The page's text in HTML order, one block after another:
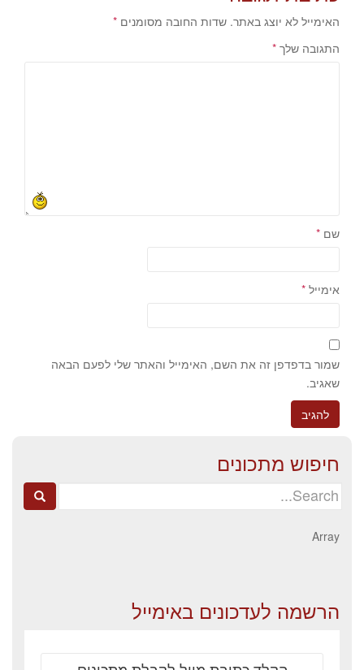
האימייל לא יוצג באתר. שדות החובה מסומנים *
התגובה שלך *
שם *
אימייל *
שמור בדפדפן זה את השם, האימייל והאתר שלי לפעם הבאה
שאגיב.
חיפוש מתכונים
Search
Array
הרשמה לעדכונים באימייל